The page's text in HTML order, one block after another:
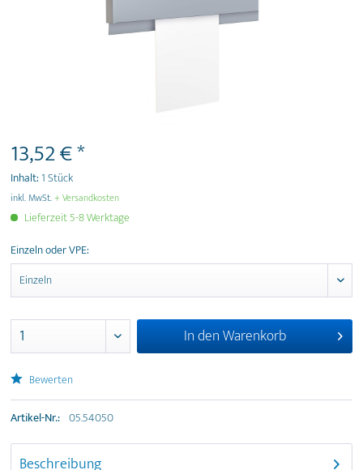
13,52 € *
Inhalt:1 Stück
inkl. MwSt.+ Versandkosten
Lieferzeit 5-8 Werktage
Einzeln oder VPE:
In denWarenkorb
Bewerten
Artikel-Nr.: 05.54050
Beschreibung